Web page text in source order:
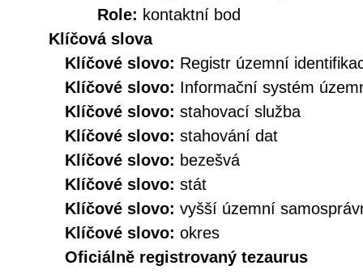
Role: kontaktní bod
Klíčová slova
Klíčové slovo: Registr územní
Klíčové slovo: Informační systém
Klíčové slovo: stahovací služba
Klíčové slovo: stahování dat
Klíčové slovo: bezešvá
Klíčové slovo: stát
Klíčové slovo: vyšší územní
Klíčové slovo: okres
Oficiálně registrovaný tezaurus